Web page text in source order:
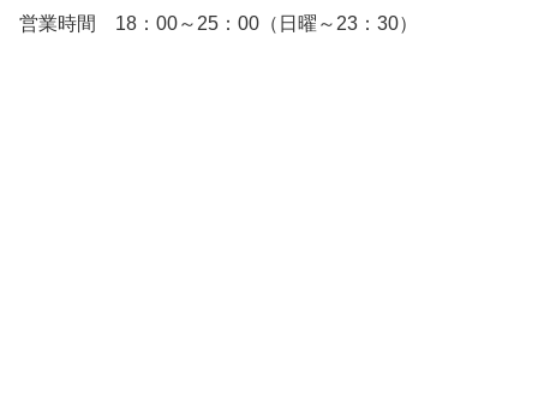
営業時間 18：00～25：00（日曜～23：30）